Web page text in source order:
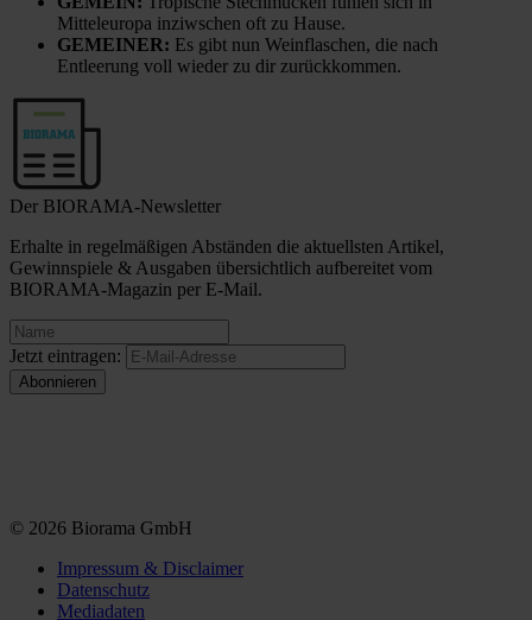
Mitteleuropa inziwschen oft zu Hause.
GEMEINER: Es gibt nun Weinflaschen, die nach
Entleerung voll wieder zu dir zurückkommen.
Der BIORAMA-Newsletter
Erhalte in regelmäßigen Abständen die aktuellsten Artikel,
Gewinnspiele & Ausgaben übersichtlich aufbereitet vom
BIORAMA-Magazin per E-Mail.
Jetzt eintragen:
© 2026 Biorama GmbH
Impressum & Disclaimer
Datenschutz
Mediadaten